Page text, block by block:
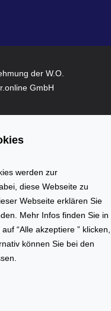
v
u
f
d
e
m
I
der W.O.
GmbH
werden zur
diese Webseite zu
Webseite erklären Sie
Mehr Infos finden Sie in
auf “Alle akzeptiere ” klicken,
können Sie bei den